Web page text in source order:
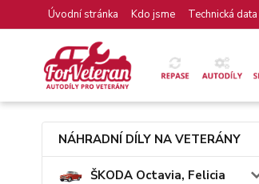
Úvodní stránka Kdo jsme Technická data
NÁHRADNÍ DÍLY NA VETERÁNY
ŠKODA Octavia, Felicia